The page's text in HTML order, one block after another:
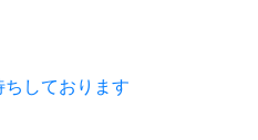
しております